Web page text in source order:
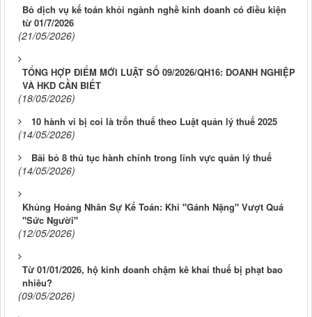
Bỏ dịch vụ kế toán khỏi ngành nghề kinh doanh có điều kiện
từ 01/7/2026
(21/05/2026)
TỔNG HỢP ĐIỂM MỚI LUẬT SỐ 09/2026/QH16: DOANH NGHIỆP
VÀ HKD CẦN BIẾT
(18/05/2026)
10 hành vi bị coi là trốn thuế theo Luật quản lý thuế 2025
(14/05/2026)
Bãi bỏ 8 thủ tục hành chính trong lĩnh vực quản lý thuế
(14/05/2026)
Khủng Hoảng Nhân Sự Kế Toán: Khi "Gánh Nặng" Vượt Quá
"Sức Người"
(12/05/2026)
Từ 01/01/2026, hộ kinh doanh chậm kê khai thuế bị phạt bao
nhiêu?
(09/05/2026)